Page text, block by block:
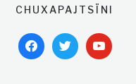
CHUXAPAJTSÏNI
facebooktwitteryoutube